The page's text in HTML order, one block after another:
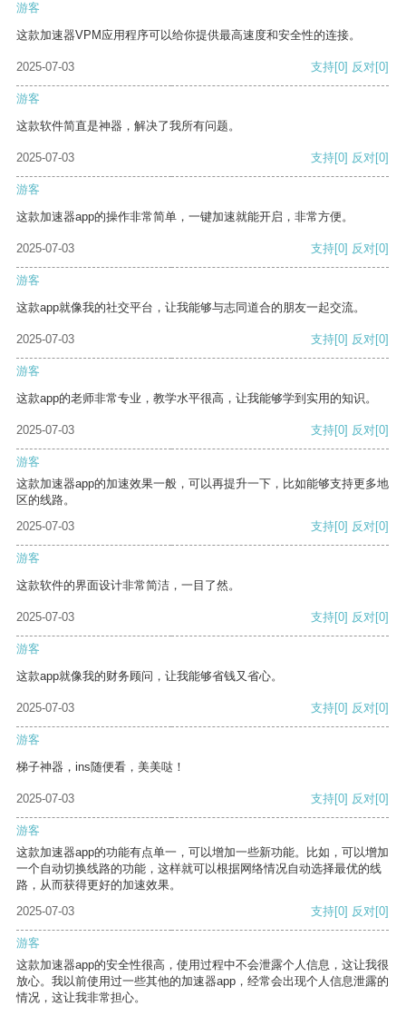
游客
这款加速器VPM应用程序可以给你提供最高速度和安全性的连接。
2025-07-03 支持[0] 反对[0]
游客
这款软件简直是神器，解决了我所有问题。
2025-07-03 支持[0] 反对[0]
游客
这款加速器app的操作非常简单，一键加速就能开启，非常方便。
2025-07-03 支持[0] 反对[0]
游客
这款app就像我的社交平台，让我能够与志同道合的朋友一起交流。
2025-07-03 支持[0] 反对[0]
游客
这款app的老师非常专业，教学水平很高，让我能够学到实用的知识。
2025-07-03 支持[0] 反对[0]
游客
这款加速器app的加速效果一般，可以再提升一下，比如能够支持更多地
区的线路。
2025-07-03
支持[0] 反对[0]
游客
这款软件的界面设计非常简洁，一目了然。
2025-07-03 支持[0] 反对[0]
游客
这款app就像我的财务顾问，让我能够省钱又省心。
2025-07-03 支持[0] 反对[0]
游客
梯子神器，ins随便看，美美哒！
2025-07-03 支持[0] 反对[0]
游客
这款加速器app的功能有点单一，可以增加一些新功能。比如，可以增加
一个自动切换线路的功能，这样就可以根据网络情况自动选择最优的线
路，从而获得更好的加速效果。
2025-07-03
支持[0] 反对[0]
游客
这款加速器app的安全性很高，使用过程中不会泄露个人信息，这让我很
放心。我以前使用过一些其他的加速器app，经常会出现个人信息泄露的
情况，这让我非常担心。